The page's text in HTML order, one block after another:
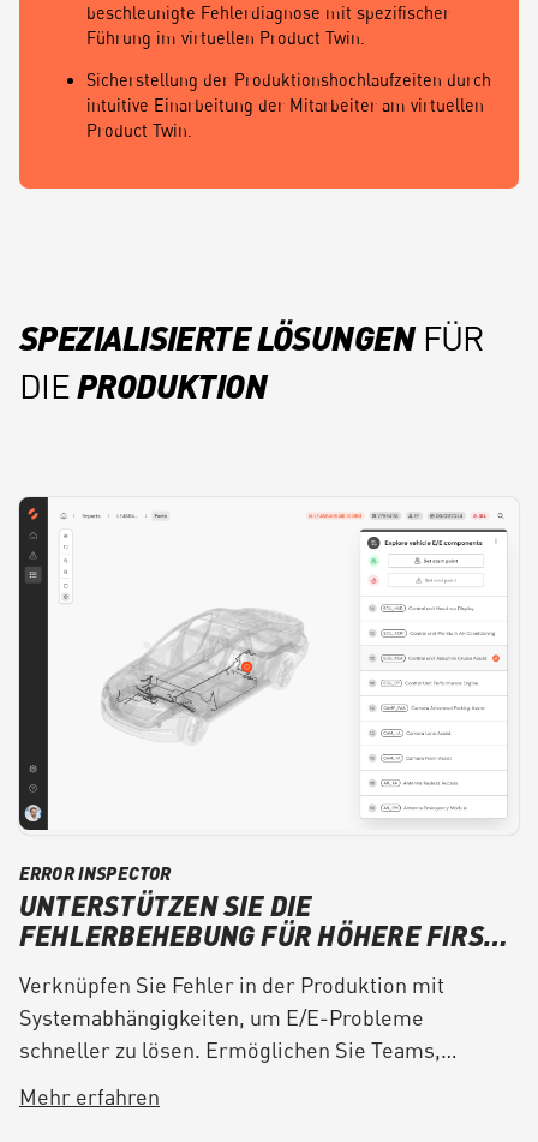
beschleunigte Fehlerdiagnose mit spezifischer
Führung im virtuellen Product Twin.
Sicherstellung der Produktionshochlaufzeiten durch
intuitive Einarbeitung der Mitarbeiter am virtuellen
Product Twin.
SPEZIALISIERTE LÖSUNGENFÜR
DIE PRODUKTION
ERROR INSPECTOR
UNTERSTÜTZEN SIE DIE
FEHLERBEHEBUNG FÜR HÖHERE FIRST-
Verknüpfen Sie Fehler in der Produktion mit
Systemabhängigkeiten, um E/E-Probleme
schneller zu lösen. Ermöglichen Sie Teams,
reduzieren und First-Pass-Yields zu steigern.
Mehr erfahren